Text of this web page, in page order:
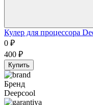
Кулер для процессора
0 ₽
400 ₽
Купить
Бренд
Deepcool